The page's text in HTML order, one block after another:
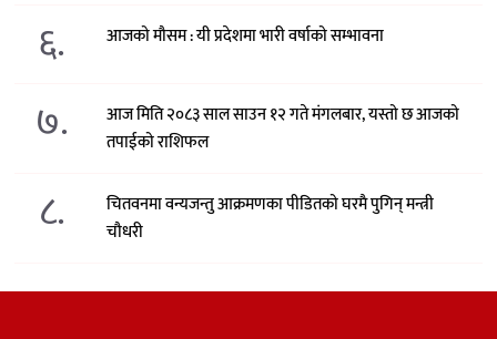
६. आजको मौसम : यी प्रदेशमा भारी वर्षाको सम्भावना
७.
आज मिति २०८३ साल साउन १२ गते मंगलबार, यस्तो छ आजको
तपाईको राशिफल
८.
चितवनमा वन्यजन्तु आक्रमणका पीडितको घरमै पुगिन् मन्त्री
चौधरी